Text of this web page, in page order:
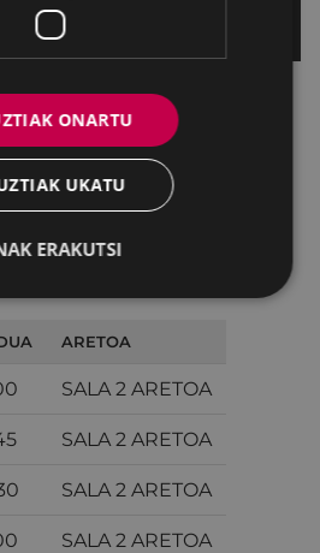
ARETOA
SALA 2 ARETOA
SALA 2 ARETOA
SALA 2 ARETOA
SALA 2 ARETOA
ONARTU
UKATU
ERAKUTSI